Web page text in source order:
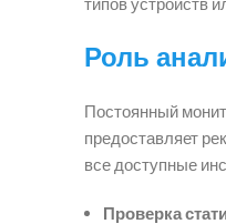
Роль
Постоянный
предоставляет
все доступные
Проверка